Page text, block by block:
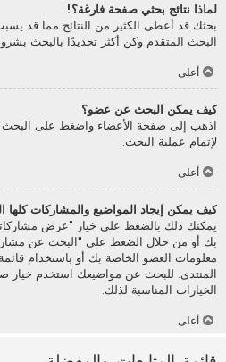
لماذا نتائج بحثي صفحة فارغة؟!
بحثك قد أعطى الكثير من النتائج مما قد
البحث المتقدم وكن أكثر تحديدًا بالبحث
أعلى
كيف يمكن البحث عن عضو؟
اذهب إلى صفحة الأعضاء واضغط على البحث
لإتمام عملية البحث.
أعلى
كيف يمكن إيجاد المواضيع والمشاركات كلها
يمكنك ذلك بالضغط على خيار "عرض
بك أو من خلال الضغط على "البحث عن
معلومات العضو الخاصة بك أو باستخدام
المنتدى. للبحث عن مواضيعك استخدم خيار
الخيارات المناسبة لذلك.
أعلى